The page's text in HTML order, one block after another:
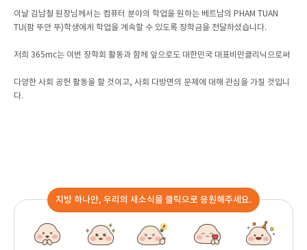
이날 김남철 원장님께서는 컴퓨터 분야의 학업을 원하는 베트남의 PHAM TUAN
TU(팜 뚜안 뚜)학생에게 학업을 계속할 수 있도록 장학금을 전달하셨습니다.
저희 365mc는 이번 장학회 활동과 함께 앞으로도 대한민국 대표비만클리닉으로써
다양한 사회 공헌 활동을 할 것이고, 사회 다방면의 문제에 대해 관심을 가질 것입니
다.
지방 하나만, 우리의 새소식을 클릭으로 응원해주세요.